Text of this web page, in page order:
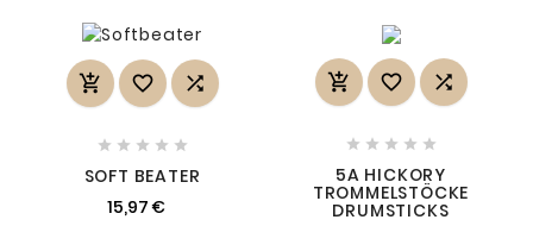
  
    
SOFT BEATER
15,97 €
  
    
5A HICKORY
TROMMELSTÖCKE
DRUMSTICKS